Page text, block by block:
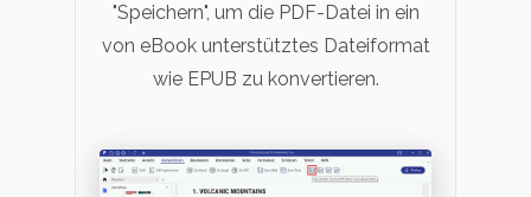
"Speichern", um die PDF-Datei in ein
von eBook unterstütztes Dateiformat
wie EPUB zu konvertieren.